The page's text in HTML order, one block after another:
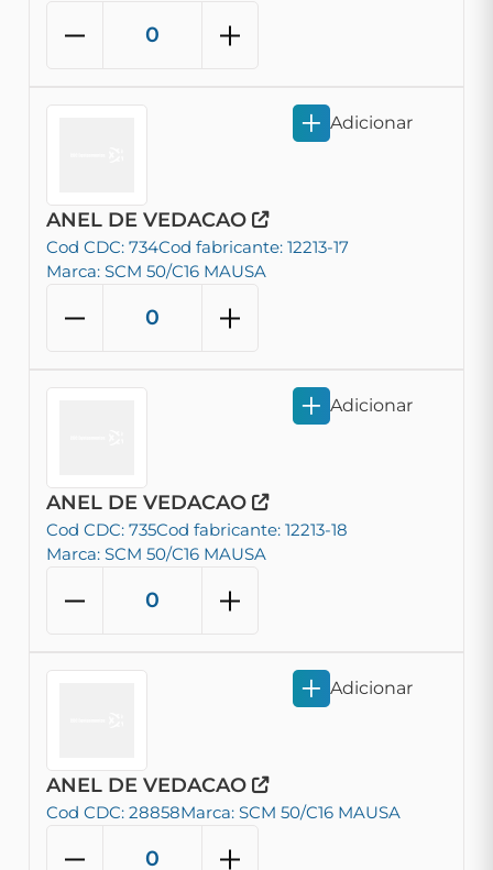
ANEL DE VEDACAO
Cod CDC: 734Cod fabricante: 12213-17
Marca: SCM 50/C16 MAUSA
Adicionar
ANEL DE VEDACAO
Cod CDC: 735Cod fabricante: 12213-18
Marca: SCM 50/C16 MAUSA
Adicionar
ANEL DE VEDACAO
Cod CDC: 28858Marca: SCM 50/C16 MAUSA
Adicionar